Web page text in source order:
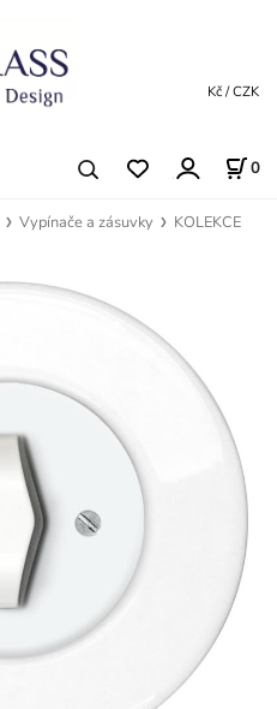
0
Kč / CZK
Vypínače a zásuvky
KOLEKCE